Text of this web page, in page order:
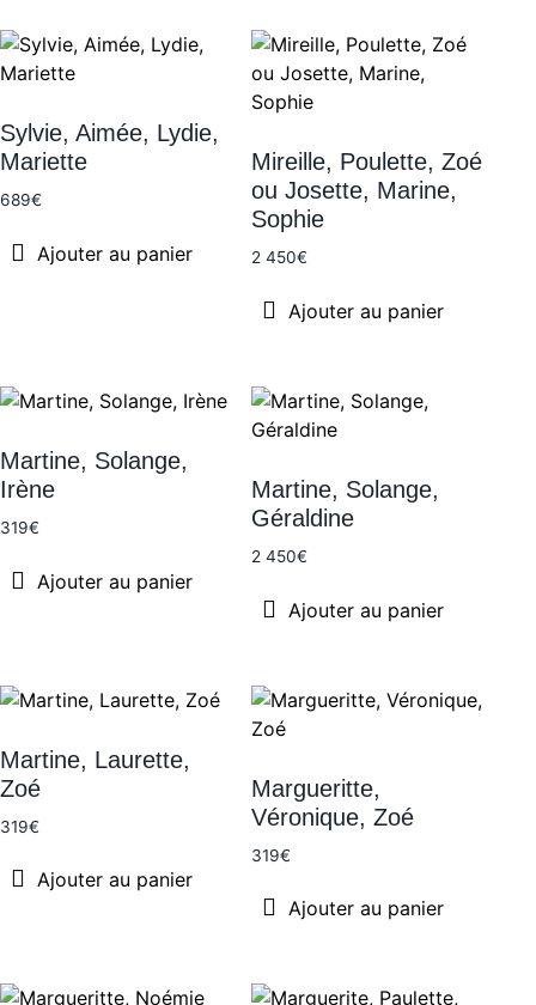
Sylvie, Aimée, Lydie,
Mariette
689€
Ajouter au panier
Mireille, Poulette, Zoé
ou Josette, Marine,
Sophie
2 450€
Ajouter au panier
Martine, Solange,
Irène
319€
Ajouter au panier
Martine, Solange,
Géraldine
2 450€
Ajouter au panier
Martine, Laurette,
Zoé
319€
Ajouter au panier
Margueritte,
Véronique, Zoé
319€
Ajouter au panier